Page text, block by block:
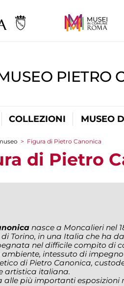
PIETRO
COLLEZIONI MUSEO
> Figura di Pietro Canonica
di Pietro
nasce a Moncalieri nel
Torino, in una Italia che ha
nel difficile compito di
ambiente, intessuto di
di Pietro Canonica,
artistica italiana.
alle più importanti esposizioni